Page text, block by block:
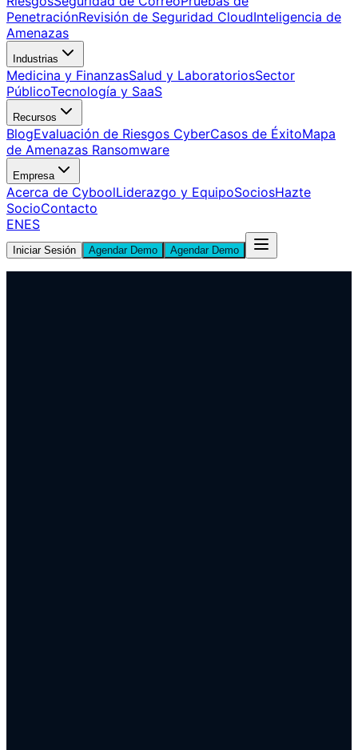
PenetraciónRevisión de Seguridad CloudInteligencia de
Amenazas
Industrias
Medicina y FinanzasSalud y LaboratoriosSector
PúblicoTecnología y SaaS
Recursos
BlogEvaluación de Riesgos CyberCasos de ÉxitoMapa
de Amenazas Ransomware
Empresa
Acerca de CyboolLiderazgo y EquipoSociosHazte
SocioContacto
ENES
Iniciar Sesión Agendar Demo Agendar Demo